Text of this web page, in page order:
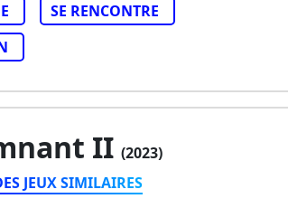
SE RENCONTRE
II (2023)
JEUX SIMILAIRES